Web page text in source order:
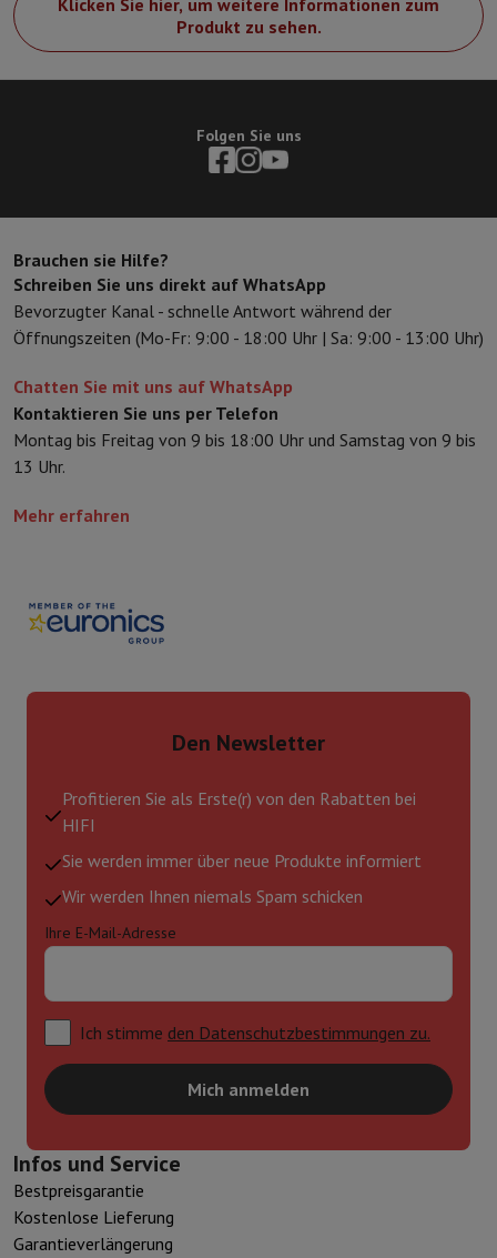
Klicken Sie hier, um weitere Informationen zum
Produkt zu sehen.
Folgen Sie uns
Brauchen sie Hilfe?
Schreiben Sie uns direkt auf WhatsApp
Bevorzugter Kanal - schnelle Antwort während der
Öffnungszeiten (Mo-Fr: 9:00 - 18:00 Uhr | Sa: 9:00 - 13:00 Uhr)
Chatten Sie mit uns auf WhatsApp
Kontaktieren Sie uns per Telefon
Montag bis Freitag von 9 bis 18:00 Uhr und Samstag von 9 bis
13 Uhr.
Mehr erfahren
Den Newsletter
Profitieren Sie als Erste(r) von den Rabatten bei
HIFI
Sie werden immer über neue Produkte informiert
Wir werden Ihnen niemals Spam schicken
Ihre E-Mail-Adresse
Ich stimme den Datenschutzbestimmungen zu.
Mich anmelden
Infos und Service
Bestpreisgarantie
Kostenlose Lieferung
Garantieverlängerung